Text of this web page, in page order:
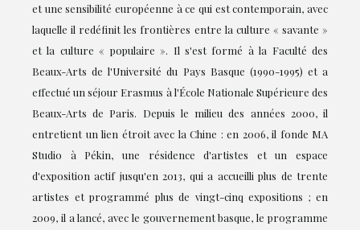
et une sensibilité européenne à ce qui est contemporain, avec
laquelle il redéfinit les frontières entre la culture « savante »
et la culture « populaire ». Il s'est formé à la Faculté des
Beaux-Arts de l'Université du Pays Basque (1990-1995) et a
effectué un séjour Erasmus à l'École Nationale Supérieure des
Beaux-Arts de Paris. Depuis le milieu des années 2000, il
entretient un lien étroit avec la Chine : en 2006, il fonde MA
Studio à Pékin, une résidence d'artistes et un espace
d'exposition actif jusqu'en 2013, qui a accueilli plus de trente
artistes et programmé plus de vingt-cinq expositions ; en
2009, il a lancé, avec le gouvernement basque, le programme